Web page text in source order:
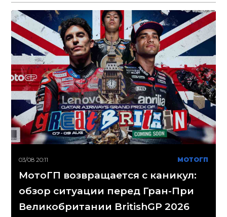
03/08 20:11 МОТОГП
МотоГП возвращается с каникул:
обзор ситуации перед Гран-При
Великобритании BritishGP 2026